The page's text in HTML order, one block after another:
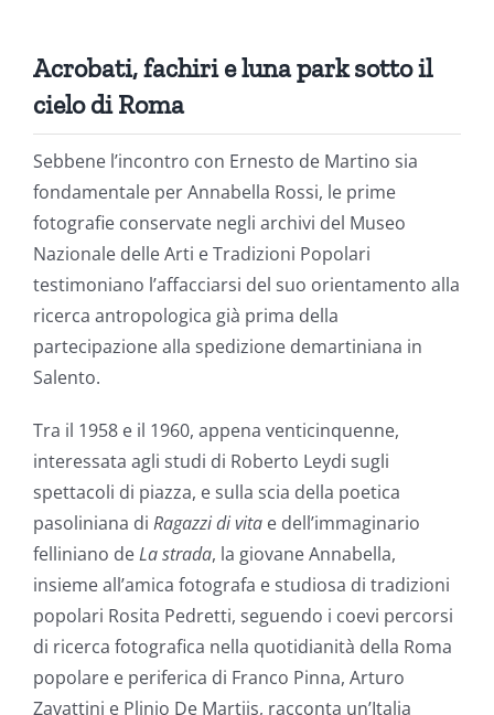
Acrobati, fachiri e luna park sotto il
cielo di Roma
Sebbene l’incontro con Ernesto de Martino sia
fondamentale per Annabella Rossi, le prime
fotografie conservate negli archivi del Museo
Nazionale delle Arti e Tradizioni Popolari
testimoniano l’affacciarsi del suo orientamento alla
ricerca antropologica già prima della
partecipazione alla spedizione demartiniana in
Salento.
Tra il 1958 e il 1960, appena venticinquenne,
interessata agli studi di Roberto Leydi sugli
spettacoli di piazza, e sulla scia della poetica
pasoliniana di Ragazzi di vitae dell’immaginario
felliniano deLa strada, la giovane Annabella,
insieme all’amica fotografa e studiosa di tradizioni
popolari Rosita Pedretti, seguendo i coevi percorsi
di ricerca fotografica nella quotidianità della Roma
popolare e periferica di Franco Pinna, Arturo
Zavattini e Plinio De Martiis, racconta un’Italia